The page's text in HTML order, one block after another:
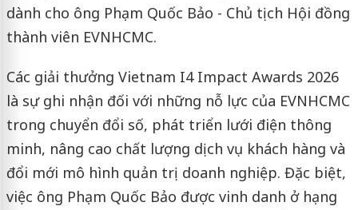
dành cho ông Phạm Quốc Bảo - Chủ tịch Hội đồng
thành viên EVNHCMC.
Các giải thưởng Vietnam I4 Impact Awards 2026
là sự ghi nhận đối với những nỗ lực của EVNHCMC
trong chuyển đổi số, phát triển lưới điện thông
minh, nâng cao chất lượng dịch vụ khách hàng và
đổi mới mô hình quản trị doanh nghiệp. Đặc biệt,
việc ông Phạm Quốc Bảo được vinh danh ở hạng